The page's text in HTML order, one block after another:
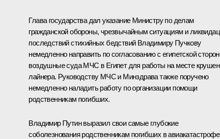
Глава государства дал указание Министру по делам
гражданской обороны, чрезвычайным ситуациям и
последствий стихийных бедствий Владимиру Пучкову
немедленно направить по согласованию с египетской
воздушные суда МЧС в Египет для работы на месте
лайнера. Руководству МЧС и Минздрава также поручено
немедленно наладить работу по организации помощи
родственникам погибших.
Владимир Путин выразил свои самые глубокие
соболезнования родственникам погибших в